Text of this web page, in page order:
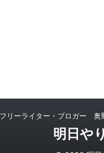
フリーライター・ブロガー 奥
明日や